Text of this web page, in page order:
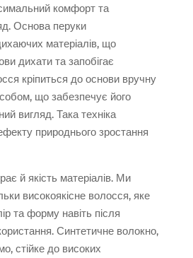
комфорт та
Основа перуки
матеріалів, що
дихати та запобігає
кріпиться до основи вручну
що забезпечує його
вигляд. Така техніка
природнього зростання
й якість матеріалів. Ми
високоякісне волосся, яке
та форму навіть після
Синтетичне волокно,
стійке до високих